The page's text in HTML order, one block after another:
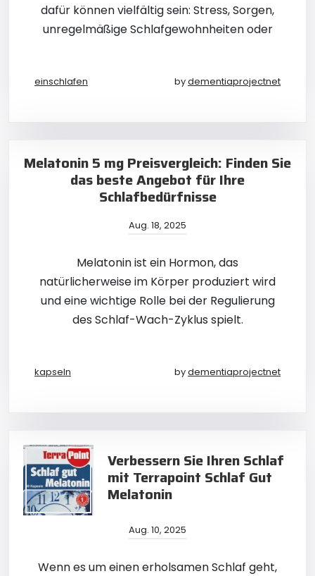
dafür können vielfältig sein: Stress, Sorgen,
unregelmäßige Schlafgewohnheiten oder
einschlafen bydementiaprojectnet
Melatonin 5 mg Preisvergleich: Finden Sie
das beste Angebot für Ihre
Schlafbedürfnisse
Aug. 18, 2025
Melatonin ist ein Hormon, das
natürlicherweise im Körper produziert wird
und eine wichtige Rolle bei der Regulierung
des Schlaf-Wach-Zyklus spielt.
kapseln bydementiaprojectnet
Verbessern Sie Ihren Schlaf
mit Terrapoint Schlaf Gut
Melatonin
Aug. 10, 2025
Wenn es um einen erholsamen Schlaf geht,